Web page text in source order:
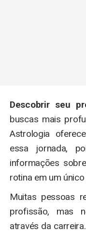
Descobrir seu
buscas mais
Astrologia
essa jornada,
informações
rotina em um único
Muitas pessoas
profissão, mas
através da